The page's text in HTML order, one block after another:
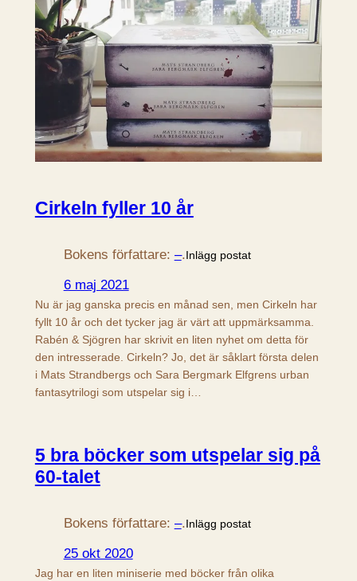
Cirkeln fyller 10 år
Bokens författare: –.Inlägg postat
6 maj 2021
Nu är jag ganska precis en månad sen, men Cirkeln har
fyllt 10 år och det tycker jag är värt att uppmärksamma.
Rabén & Sjögren har skrivit en liten nyhet om detta för
den intresserade. Cirkeln? Jo, det är såklart första delen
i Mats Strandbergs och Sara Bergmark Elfgrens urban
fantasytrilogi som utspelar sig i…
5 bra böcker som utspelar sig på
60-talet
Bokens författare: –.Inlägg postat
25 okt 2020
Jag har en liten miniserie med böcker från olika